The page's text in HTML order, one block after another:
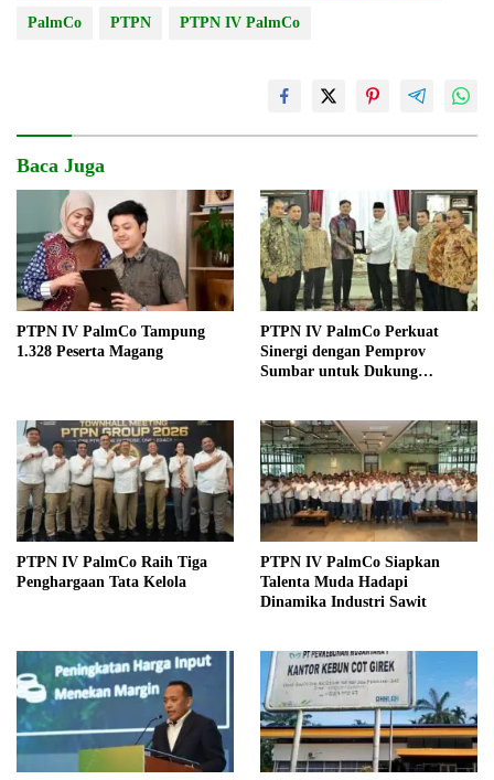
PalmCo PTPN PTPN IV PalmCo
Baca Juga
PTPN IV PalmCo Tampung
1.328 Peserta Magang
PTPN IV PalmCo Perkuat
Sinergi dengan Pemprov
Sumbar untuk Dukung
PTPN IV PalmCo Raih Tiga
Penghargaan Tata Kelola
PTPN IV PalmCo Siapkan
Talenta Muda Hadapi
Dinamika Industri Sawit